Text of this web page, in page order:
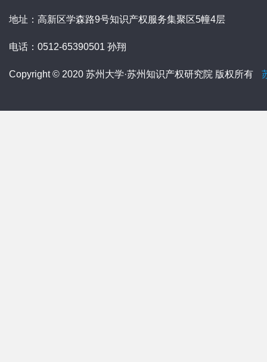
地址：高新区学森路9号知识产权服务集聚区5幢4层
电话：0512-65390501 孙翔
Copyright © 2020 苏州大学·苏州知识产权研究院 版权所有